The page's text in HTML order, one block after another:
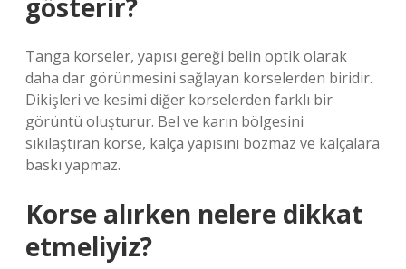
gösterir?
Tanga korseler, yapısı gereği belin optik olarak
daha dar görünmesini sağlayan korselerden biridir.
Dikişleri ve kesimi diğer korselerden farklı bir
görüntü oluşturur. Bel ve karın bölgesini
sıkılaştıran korse, kalça yapısını bozmaz ve kalçalara
baskı yapmaz.
Korse alırken nelere dikkat
etmeliyiz?